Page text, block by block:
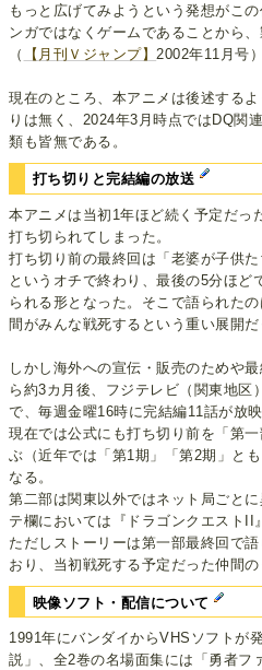
もっと広げてみようという発想がこ
ンガではなくゲームであることから
（
【月刊Ｖジャンプ】 2002年11月号）
現在のところ、本アニメは後述する
りは無く、2024年3月時点ではDQ関
類も皆無である。
打ち切りと完結編の放送
本アニメは当初1年ほど続く予定だっ
打ち切られてしまった。
打ち切り前の最終回は「老婆が子供
というオチで終わり、最後の5分ほど
られる形となった。そこで語られた
間がみんな戦死するという重い展開だ
しかし海外への宣伝・販売のためや
ら約3カ月後、フジテレビ（関東地区
で、毎週金曜16時に完結編11話が放映
現在では公式にも打ち切り前を「第
ぶ（近年では「第1期」「第2期」と
なる。
第二部は関東以外ではネット局ごと
テ欄においては『ドラゴンクエストII
ただしストーリーは第一部最終回で
おり、当初戦死する予定だった仲間
映像ソフト・配信について
1991年にバンダイからVHSソフトが
説」、全2巻の名場面集には「勇者フ